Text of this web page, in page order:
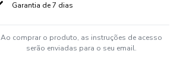
Garantia de 7 dias
Ao comprar o produto, as instruções de acesso
serão enviadas para o seu email.